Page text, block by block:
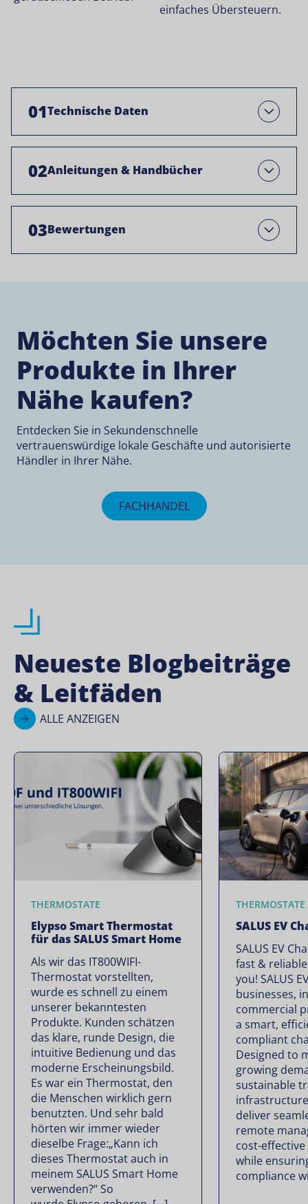
einfaches Übersteuern.
01Technische Daten Öffnen Sie
02Anleitungen & Handbücher Open
03Bewertungen Open
Möchten Sie unsere
Produkte in Ihrer
Nähe kaufen?
Entdecken Sie in Sekundenschnelle
vertrauenswürdige lokale Geschäfte und autorisierte
Händler in Ihrer Nähe.
FACHHANDEL
Neueste Blogbeiträge
& Leitfäden
ALLE ANZEIGEN
THERMOSTATE
Elypso Smart Thermostat
für das SALUS Smart Home
Als wir das IT800WIFI-
Thermostat vorstellten,
wurde es schnell zu einem
unserer bekanntesten
Produkte. Kunden schätzen
das klare, runde Design, die
intuitive Bedienung und das
moderne Erscheinungsbild.
Es war ein Thermostat, den
die Menschen wirklich gern
benutzten. Und sehr bald
hörten wir immer wieder
dieselbe Frage:„Kann ich
dieses Thermostat auch in
meinem SALUS Smart Home
verwenden?“ So
THERMOSTATE
SALUS EV
SALUS EV
fast &
you! SALUS
businesses,
commercial
a smart,
compliant
Designed to
growing
sustainable
deliver
remote
cost-
while
compliance